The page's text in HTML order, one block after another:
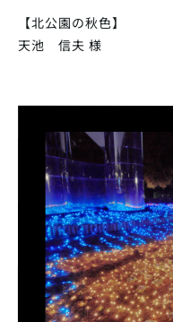
【北公園の秋色】
天池 信夫 様